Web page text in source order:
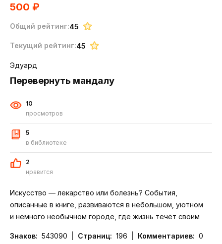
Эдуард
Перевернуть мандалу
10
просмотров
5
в библиотеке
2
нравится
Искусство — лекарство или болезнь? События,
описанные в книге, развиваются в небольшом, уютном
и немного необычном городе, где жизнь течёт своим
появление главного ге
Знаков: 543090 Страниц: 196 Комментариев: 0
500 ₽
Общий рейтинг:45
Текущий рейтинг:45